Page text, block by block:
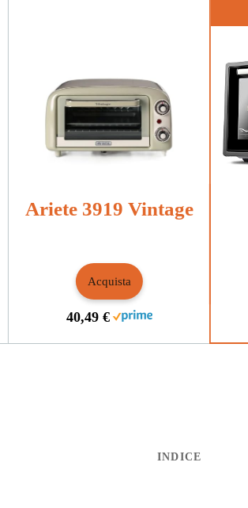
Ariete 3919 Vintage
Acquista
40,49 €
INDICE